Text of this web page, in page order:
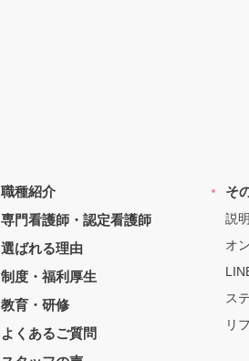
職種紹介
専門看護師・認定看護師
選ばれる理由
制度・福利厚生
教育・研修
よくあるご質問
そ
説
オ
ス
リ